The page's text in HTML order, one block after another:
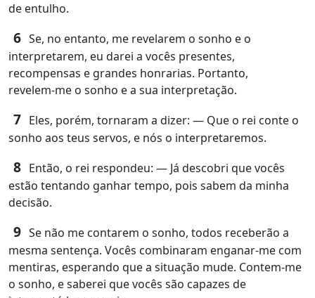
de entulho.
6 Se, no entanto, me revelarem o sonho e o
interpretarem, eu darei a vocês presentes,
recompensas e grandes honrarias. Portanto,
revelem‑me o sonho e a sua interpretação.
7 Eles, porém, tornaram a dizer: ― Que o rei conte o
sonho aos teus servos, e nós o interpretaremos.
8 Então, o rei respondeu: ― Já descobri que vocês
estão tentando ganhar tempo, pois sabem da minha
decisão.
9 Se não me contarem o sonho, todos receberão a
mesma sentença. Vocês combinaram enganar‑me com
mentiras, esperando que a situação mude. Contem‑me
o sonho, e saberei que vocês são capazes de